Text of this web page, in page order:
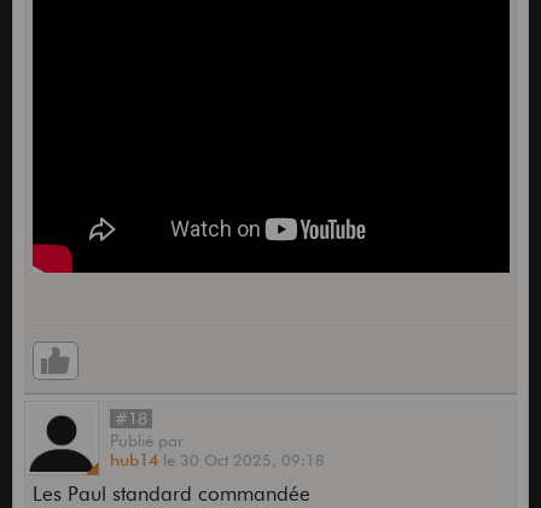
#18
Publié par
hub14 le 30 Oct 2025, 09:18
Les Paul standard commandée